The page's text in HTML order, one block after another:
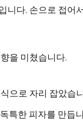
니다. 손으로 접어
을 미쳤습니다.
으로 자리 잡았습
특한 피자를 만듭